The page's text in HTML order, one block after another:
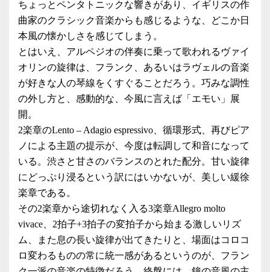
ちょっとペンタトニックな響きがあり、イギリスの作
曲家のクラシック音楽からも感じるような、どこか日
本風の懐かしさを感じてしまう。
とはいえ、アルペジオの伴奏に乗って歌われるヴァイ
オリンの旋律は、フランク、あるいはラヴェルの音楽
が好きな人の琴線をくすぐることだろう。巧みな調性
の外し方と、感動的な、今風に言えば「エモい」展
開。
2楽章のLento – Adagio espressivo、循環形式、再びピア
ノによる主題の提示が、今度は転調して和音になって
いる。渋さと甘さのバランスのとれた配分。甘い旋律
にどっぷり浸るという訳にはいかないが、美しい緩徐
楽章である。
その2楽章から途切れなく入る3楽章Allegro molto
vivace、2拍子+3拍子の変拍子から始まる激しいリズ
ム、また息の長い旋律が出てきたりと、場面はコロコ
ロ変わるものの常に統一感があるというのが、フラン